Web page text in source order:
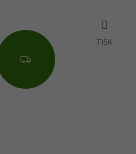
Z
R
TISK